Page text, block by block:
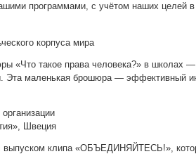
программами, с учётом наших целей
корпуса мира
«Что такое права человека?» в школах —
Эта маленькая брошюра — эффективный
Швеция
выпуском клипа «ОБЪЕДИНЯЙТЕСЬ!»,